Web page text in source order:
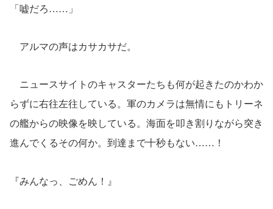
「嘘だろ……」
アルマの声はカサカサだ。
ニュースサイトのキャスターたちも何が起きたのかわか
らずに右往左往している。軍のカメラは無情にもトリーネ
の艦からの映像を映している。海面を叩き割りながら突き
進んでくるその何か。到達まで十秒もない……！
『みんなっ、ごめん！』